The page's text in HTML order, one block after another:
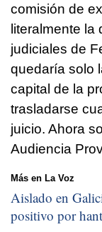
comisión de
literalmente la
judiciales de
quedaría solo
capital de la
trasladarse
juicio. Ahora
Audiencia
Más en La Voz
Aislado en
positivo por